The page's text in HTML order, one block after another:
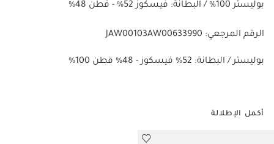
بوليستر 100% / البطانة: فيسكوز 52% - قطن 48%
الرقم المرجعي: JAW00103AW00633990
%100 بوليستر / البطانة: 52% فيسكوز - 48% قطن
أكمل الإطلالة